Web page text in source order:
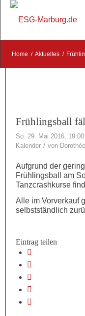
Home / Aktuelles /
Frühlingsball
So. 29. Mai 2016,
Kalender / von
Aufgrund der
Frühlingsball am
Tanzcrashkurse
Alle im Vorverkauf
selbstständlich
Eintrag teilen